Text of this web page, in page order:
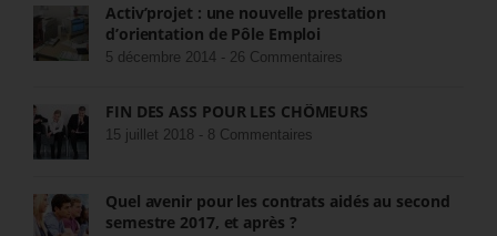
Activ’projet : une nouvelle prestation
d’orientation de Pôle Emploi
5 décembre 2014 - 26 Commentaires
FIN DES ASS POUR LES CHÔMEURS
15 juillet 2018 - 8 Commentaires
Quel avenir pour les contrats aidés au second
semestre 2017, et après ?